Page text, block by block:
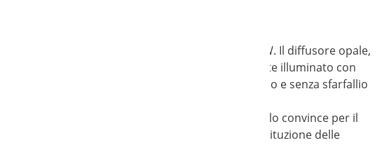
ad un'efficienza luminosa di ben 95 lm/W. Il diffusore opale,
negativo. L'ambiente circostante è uniformemente illuminato con
massima luminosità si sviluppa in modo silenzioso e senza sfarfallio
illuminati. Inoltre, la lampada LED a pannello convince per il
dei LED fino a 50.000 h rende superflua la sostituzione delle